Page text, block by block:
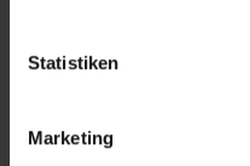
Statistiken
Marketing